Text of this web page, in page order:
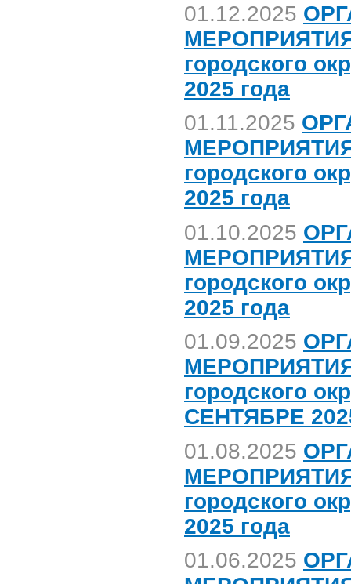
01.12.2025
городского
2025 года
01.11.2025
городского
2025 года
01.10.2025
городского
2025 года
01.09.2025
городского
СЕНТЯБРЕ
01.08.2025
городского
2025 года
01.06.2025